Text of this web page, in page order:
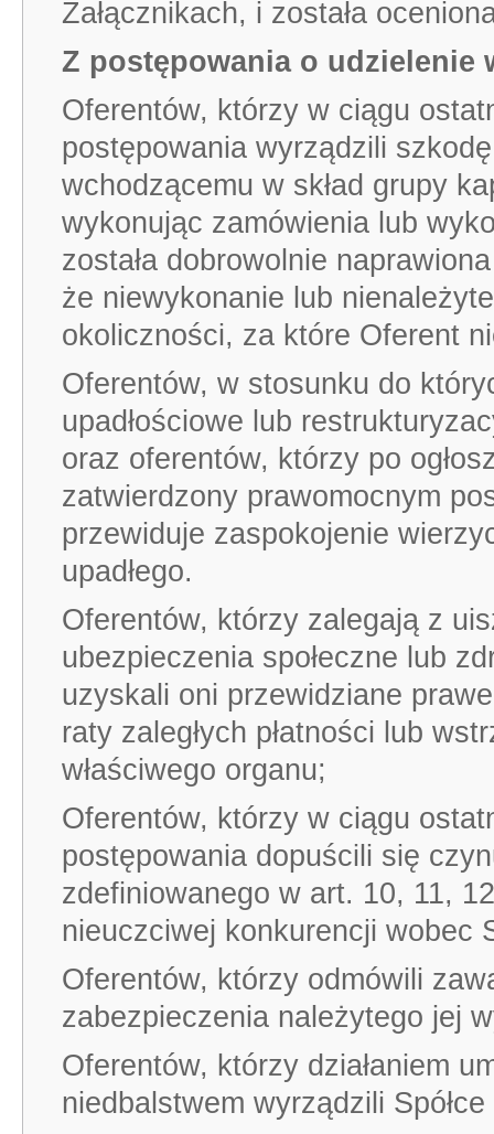
Załącznikach, i została
Z postępowania o udzielenie
Oferentów, którzy w ciągu
postępowania wyrządzili
wchodzącemu w skład grupy
wykonując zamówienia lub
została dobrowolnie
że niewykonanie lub
okoliczności, za które Oferent
Oferentów, w stosunku do
upadłościowe lub
oraz oferentów, którzy po
zatwierdzony prawomocnym
przewiduje zaspokojenie
upadłego.
Oferentów, którzy zalegają z
ubezpieczenia społeczne lub
uzyskali oni przewidziane
raty zaległych płatności lub
właściwego organu;
Oferentów, którzy w ciągu
postępowania dopuścili się
zdefiniowanego w art. 10, 11,
nieuczciwej konkurencji wobec
Oferentów, którzy odmówili
zabezpieczenia należytego jej
Oferentów, którzy działaniem
niedbalstwem wyrządzili